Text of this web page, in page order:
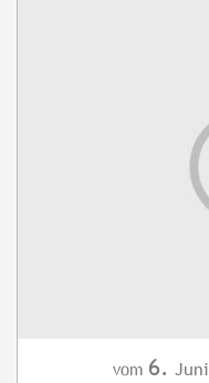
vom 6. Juni